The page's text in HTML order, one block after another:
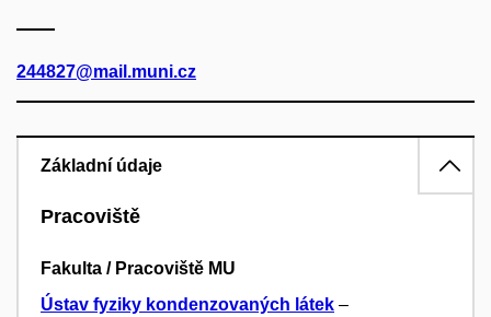
244827@mail.muni.cz
Základní údaje
Pracoviště
Fakulta / Pracoviště MU
Ústav fyziky kondenzovaných látek –